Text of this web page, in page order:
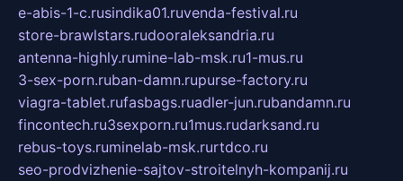
e-abis-1-c.rusindika01.ruvenda-festival.ru
store-brawlstars.rudooraleksandria.ru
antenna-highly.rumine-lab-msk.ru1-mus.ru
3-sex-porn.ruban-damn.rupurse-factory.ru
viagra-tablet.rufasbags.ruadler-jun.rubandamn.ru
fincontech.ru3sexporn.ru1mus.rudarksand.ru
rebus-toys.ruminelab-msk.rurtdco.ru
seo-prodvizhenie-sajtov-stroitelnyh-kompanij.ru